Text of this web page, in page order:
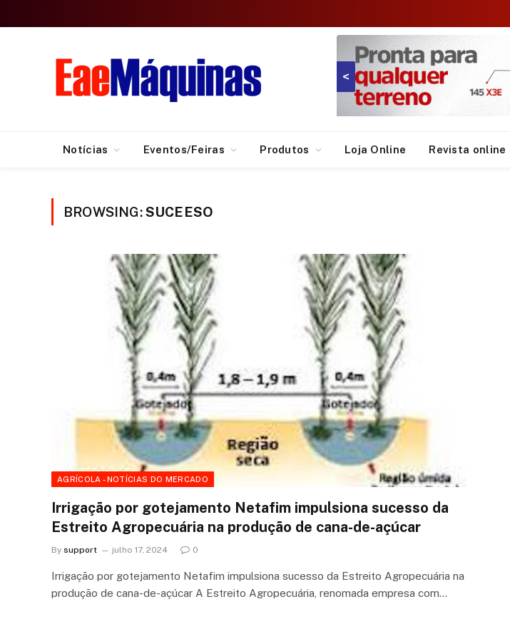
<
Notícias Eventos/Feiras Produtos Loja Online Revista online
BROWSING:SUCEESO
AGRÍCOLA - NOTÍCIAS DO MERCADO
Irrigação por gotejamento Netafim impulsiona sucesso da
Estreito Agropecuária na produção de cana-de-açúcar
By support julho 17, 2024 0
Irrigação por gotejamento Netafim impulsiona sucesso da Estreito Agropecuária na
produção de cana-de-açúcar A Estreito Agropecuária, renomada empresa com…